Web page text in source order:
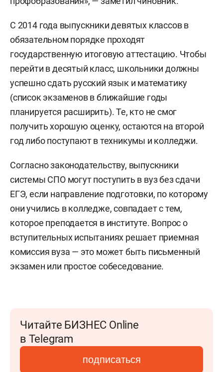
С 2014 года выпускники девятых классов в
обязательном порядке проходят
государственную итоговую аттестацию. Чтобы
перейти в десятый класс, школьники должны
успешно сдать русский язык и математику
(список экзаменов в ближайшие годы
планируется расширить). Те, кто не смог
получить хорошую оценку, остаются на второй
год либо поступают в техникумы и колледжи.
Согласно законодательству, выпускники
системы СПО могут поступить в вуз без сдачи
ЕГЭ, если направление подготовки, по которому
они учились в колледже, совпадает с тем,
которое преподается в институте. Вопрос о
вступительных испытаниях решает приемная
комиссия вуза — это может быть письменный
экзамен или простое собеседование.
Читайте БИЗНЕС Online
в Telegram
подписаться